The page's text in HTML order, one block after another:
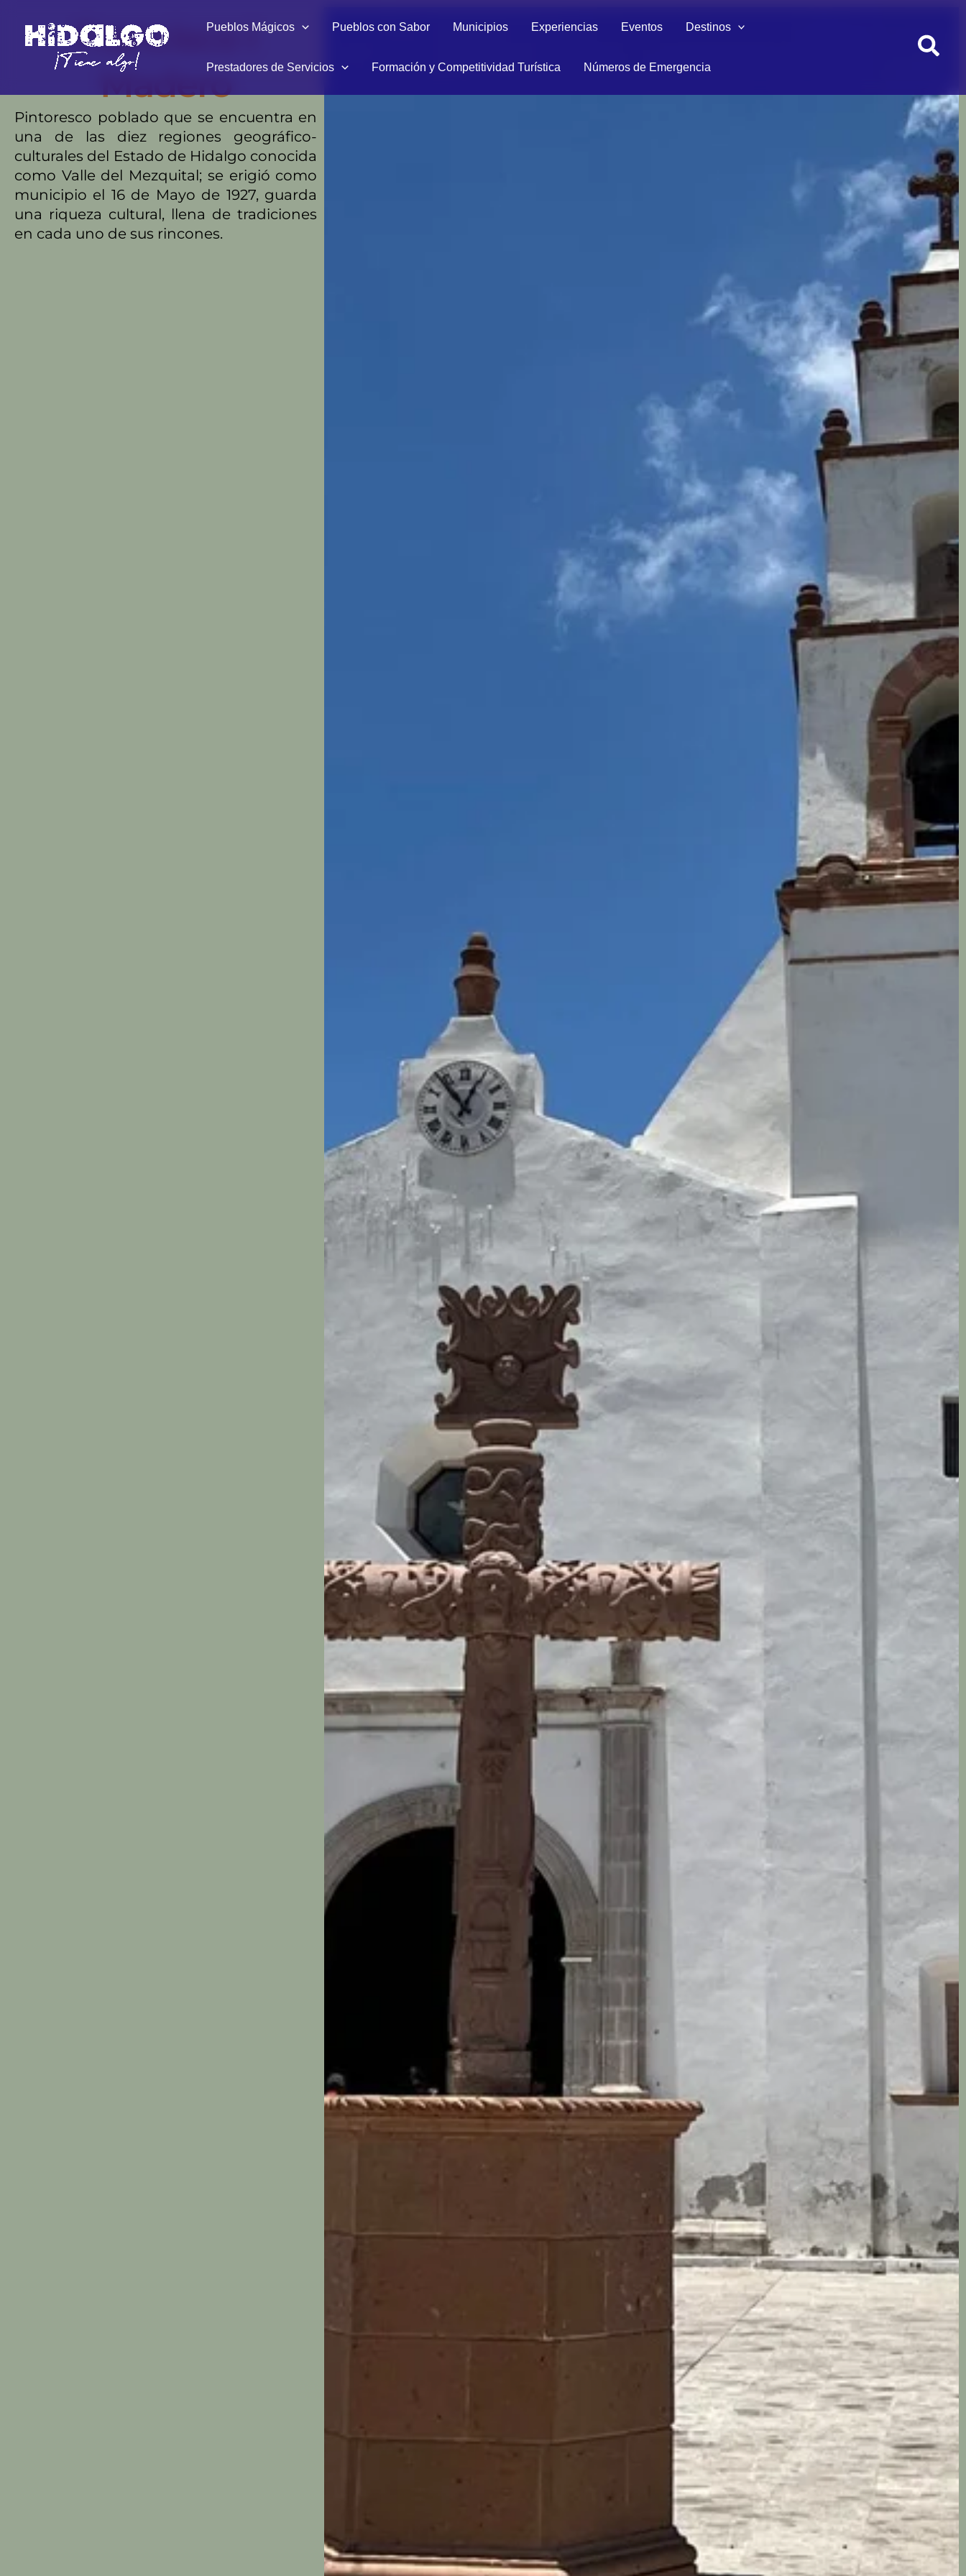
contenido
Pueblos Mágicos Pueblos con Sabor Municipios Experiencias Eventos Destinos
Prestadores de Servicios Formación y Competitividad Turística Números de Emergencia
Francisco I
Madero
Pintoresco poblado que se encuentra en
una de las diez regiones geográfico-
culturales del Estado de Hidalgo conocida
como Valle del Mezquital; se erigió como
municipio el 16 de Mayo de 1927, guarda
una riqueza cultural, llena de tradiciones
en cada uno de sus rincones.